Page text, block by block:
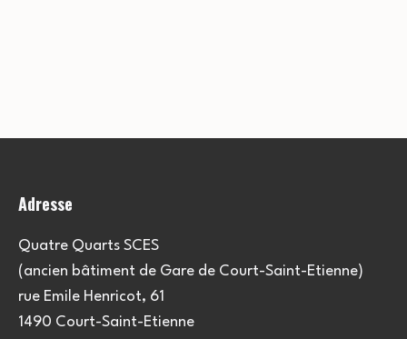
Adresse
Quatre Quarts SCES
(ancien bâtiment de Gare de Court-Saint-Etienne)
rue Emile Henricot, 61
1490 Court-Saint-Etienne